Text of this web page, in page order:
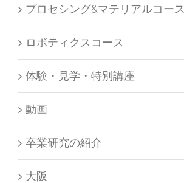
プロセシング&マテリアルコース
ロボティクスコース
体験・見学・特別講座
動画
卒業研究の紹介
大阪